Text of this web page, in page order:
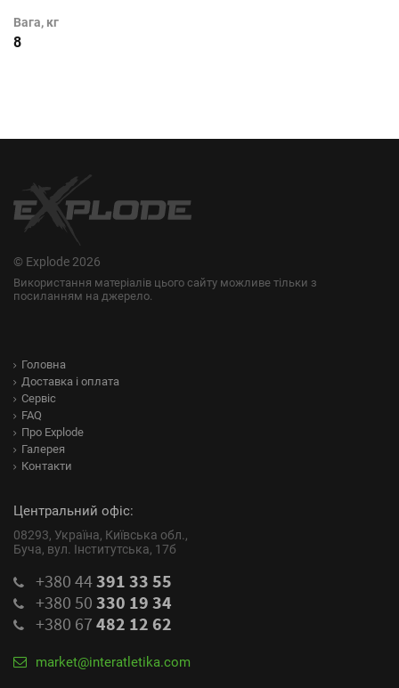
Вага, кг
8
© Explode 2026
Використання матеріалів цього сайту можливе тільки з
посиланням на джерело.
Головна
Доставка і оплата
Сервіс
FAQ
Про Explode
Галерея
Контакти
Центральний офіс:
08293, Україна, Київська обл.,
Буча, вул. Інститутська, 17б
+380 44391 33 55
+380 50 330 19 34
+380 67 482 12 62
market@interatletika.com